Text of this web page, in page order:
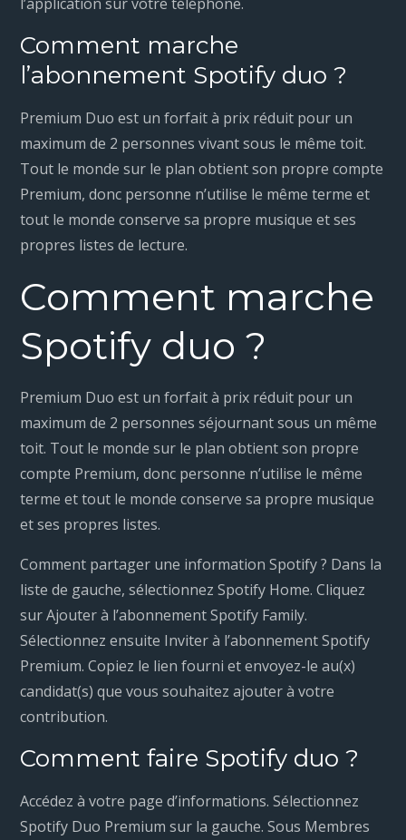
Comment marche
l’abonnement Spotify duo ?
Premium Duo est un forfait à prix réduit pour un
maximum de 2 personnes vivant sous le même toit.
Tout le monde sur le plan obtient son propre compte
Premium, donc personne n’utilise le même terme et
tout le monde conserve sa propre musique et ses
propres listes de lecture.
Comment marche
Spotify duo ?
Premium Duo est un forfait à prix réduit pour un
maximum de 2 personnes séjournant sous un même
toit. Tout le monde sur le plan obtient son propre
compte Premium, donc personne n’utilise le même
terme et tout le monde conserve sa propre musique
et ses propres listes.
Comment partager une information Spotify ? Dans la
liste de gauche, sélectionnez Spotify Home. Cliquez
sur Ajouter à l’abonnement Spotify Family.
Sélectionnez ensuite Inviter à l’abonnement Spotify
Premium. Copiez le lien fourni et envoyez-le au(x)
candidat(s) que vous souhaitez ajouter à votre
contribution.
Comment faire Spotify duo ?
Accédez à votre page d’informations. Sélectionnez
Spotify Duo Premium sur la gauche. Sous Membres